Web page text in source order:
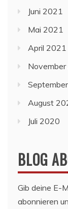
Juni 2021
Mai 2021
April 2021
August
Juli 2020
BLOG
Gib deine E-
abonnieren